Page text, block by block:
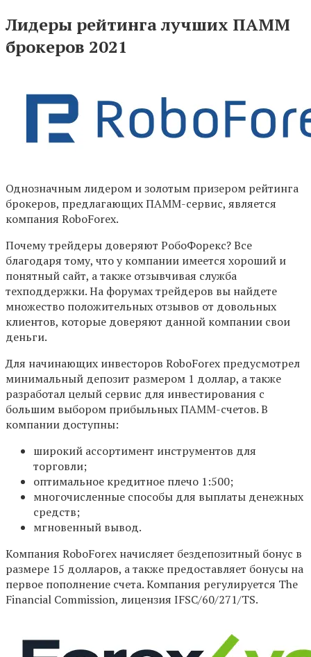
Лидеры рейтинга лучших ПАММ
брокеров 2021
Однозначным лидером и золотым призером рейтинга
брокеров, предлагающих ПАММ-сервис, является
компания RoboForex.
Почему трейдеры доверяют РобоФорекс? Все
благодаря тому, что у компании имеется хороший и
понятный сайт, а также отзывчивая служба
техподдержки. На форумах трейдеров вы найдете
множество положительных отзывов от довольных
клиентов, которые доверяют данной компании свои
деньги.
Для начинающих инвесторов RoboForex предусмотрел
минимальный депозит размером 1 доллар, а также
разработал целый сервис для инвестирования с
большим выбором прибыльных ПАММ-счетов. В
компании доступны:
широкий ассортимент инструментов для
торговли;
оптимальное кредитное плечо 1:500;
многочисленные способы для выплаты денежных
средств;
мгновенный вывод.
Компания RoboForex начисляет бездепозитный бонус в
размере 15 долларов, а также предоставляет бонусы на
первое пополнение счета. Компания регулируется The
Financial Commission, лицензия IFSC/60/271/TS.